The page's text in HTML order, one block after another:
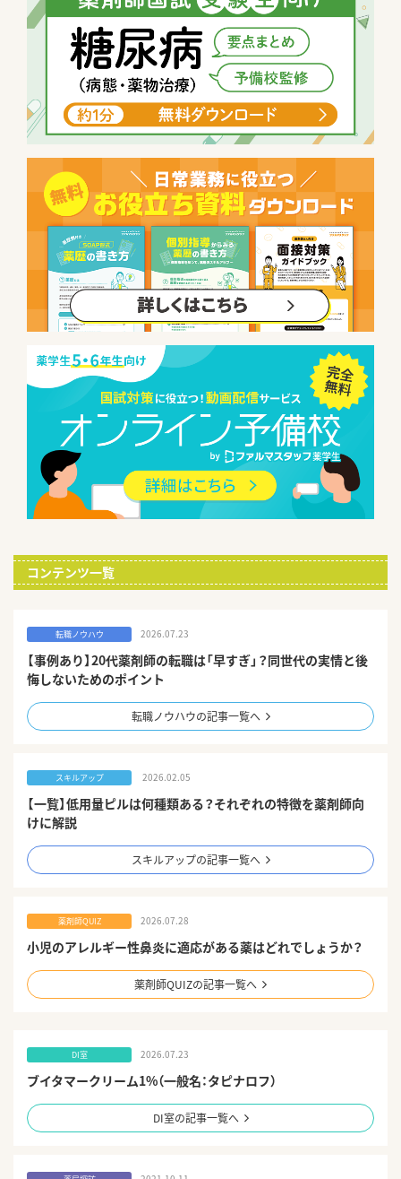
コンテンツ一覧
転職ノウハウ 2026.07.23
【事例あり】20代薬剤師の転職は「早すぎ」？同世代の実情と後
悔しないためのポイント
転職ノウハウの記事一覧へ
スキルアップ 2026.02.05
【一覧】低用量ピルは何種類ある？それぞれの特徴を薬剤師向
けに解説
スキルアップの記事一覧へ
薬剤師QUIZ 2026.07.28
小児のアレルギー性鼻炎に適応がある薬はどれでしょうか？
薬剤師QUIZの記事一覧へ
DI室 2026.07.23
ブイタマークリーム1%（一般名：タピナロフ）
DI室の記事一覧へ